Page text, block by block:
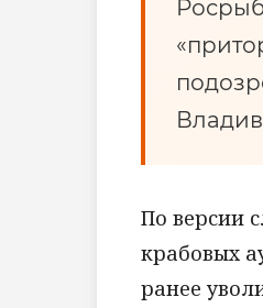
По версии
крабовых
ранее